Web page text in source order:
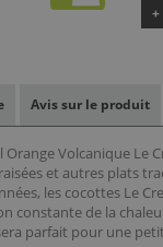
+
Avis sur le produit
Orange Volcanique
et autres plats
les cocottes Le
constante de la
parfait pour une